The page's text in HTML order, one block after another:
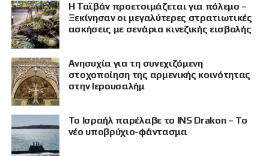
Η Ταϊβάν προετοιμάζεται για πόλεμο –
Ξεκίνησαν οι μεγαλύτερες στρατιωτικές
ασκήσεις με σενάρια κινεζικής εισβολής
Ανησυχία για τη συνεχιζόμενη
στοχοποίηση της αρμενικής κοινότητας
στην Ιερουσαλήμ
Το Ισραήλ παρέλαβε το INS Drakon – Το
νέο υποβρύχιο-φάντασμα